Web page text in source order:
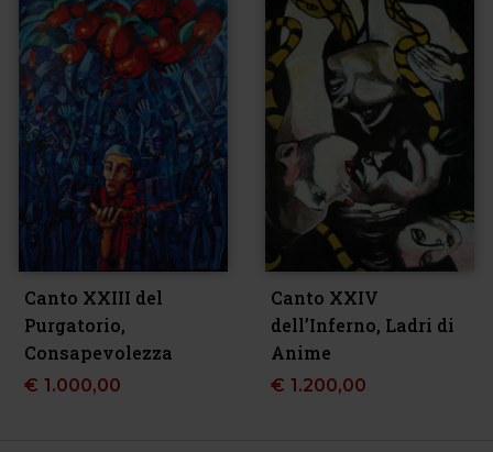
Canto XXIII del
Purgatorio,
Consapevolezza
€ 1.000,00
Canto XXIV
dell’Inferno, Ladri di
Anime
€ 1.200,00